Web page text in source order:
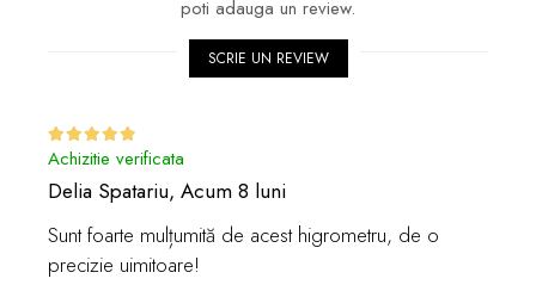
poti adauga un review.
SCRIE UN REVIEW
Achizitie verificata
Delia Spatariu, Acum 8 luni
Sunt foarte mulțumită de acest higrometru, de o
precizie uimitoare!